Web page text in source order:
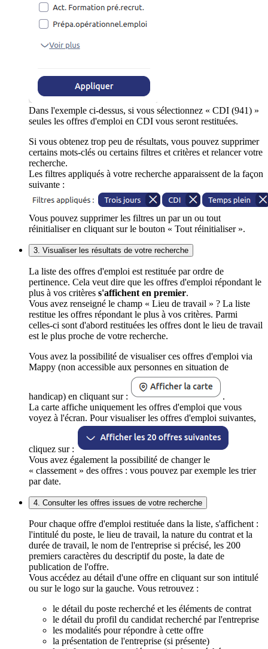
Dans l'exemple ci-dessus, si vous sélectionnez « CDI (941) »
seules les offres d'emploi en CDI vous seront restituées.
Si vous obtenez trop peu de résultats, vous pouvez supprimer
certains mots-clés ou certains filtres et critères et relancer votre
recherche.
Les filtres appliqués à votre recherche apparaissent de la façon
suivante :
Vous pouvez supprimer les filtres un par un ou tout
réinitialiser en cliquant sur le bouton « Tout réinitialiser ».
3. Visualiser les résultats de votre recherche
La liste des offres d'emploi est restituée par ordre de
pertinence. Cela veut dire que les offres d'emploi répondant le
plus à vos critères s'affichent en premier.
Vous avez renseigné le champ « Lieu de travail » ? La liste
restitue les offres répondant le plus à vos critères. Parmi
celles-ci sont d'abord restituées les offres dont le lieu de travail
est le plus proche de votre recherche.
Vous avez la possibilité de visualiser ces offres d'emploi via
Mappy (non accessible aux personnes en situation de
handicap) en cliquant sur :
.
La carte affiche uniquement les offres d'emploi que vous
voyez à l'écran. Pour visualiser les offres d'emploi suivantes,
cliquez sur :
Vous avez également la possibilité de changer le
« classement » des offres : vous pouvez par exemple les trier
par date.
4. Consulter les offres issues de votre recherche
Pour chaque offre d'emploi restituée dans la liste, s'affichent :
l'intitulé du poste, le lieu de travail, la nature du contrat et la
durée de travail, le nom de l'entreprise si précisé, les 200
premiers caractères du descriptif du poste, la date de
publication de l'offre.
Vous accédez au détail d'une offre en cliquant sur son intitulé
ou sur le logo sur la gauche. Vous retrouvez :
le détail du poste recherché et les éléments de contrat
le détail du profil du candidat recherché par l'entreprise
les modalités pour répondre à cette offre
la présentation de l'entreprise (si présente)